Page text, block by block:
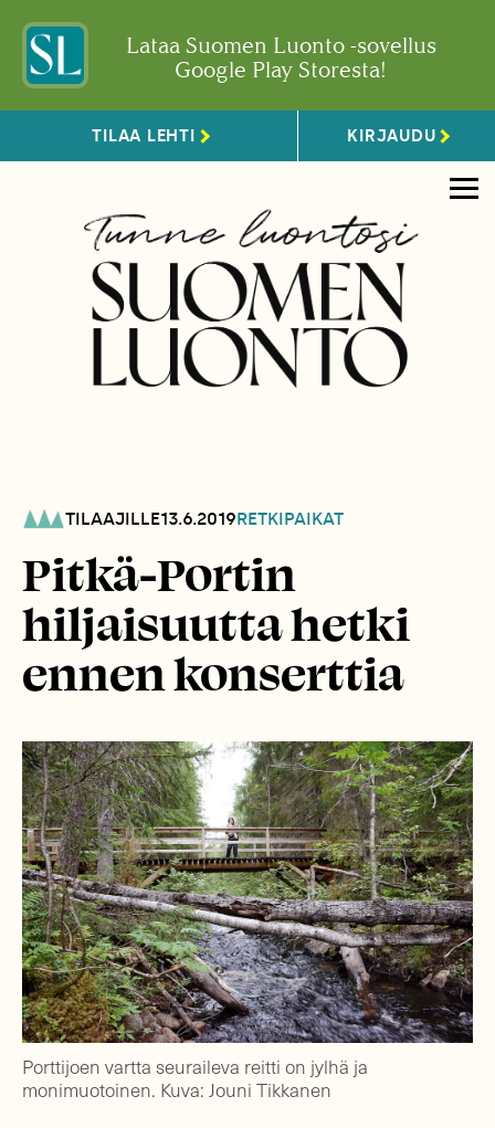
Lataa Suomen Luonto -sovellus
Google Play Storesta!
TILAA LEHTI KIRJAUDU
TILAAJILLE13.6.2019RETKIPAIKAT
Pitkä-Portin
hiljaisuutta hetki
ennen konserttia
Porttijoen vartta seuraileva reitti on jylhä ja
monimuotoinen. Kuva: Jouni Tikkanen